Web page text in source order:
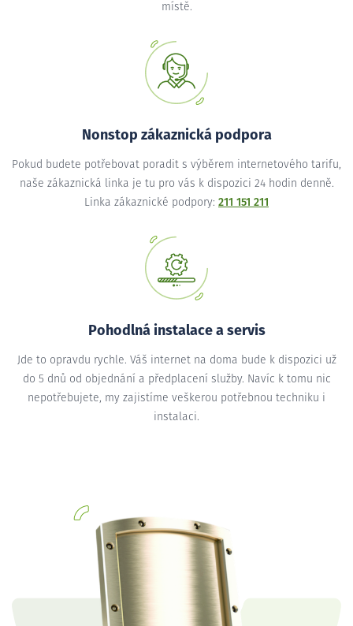
místě.
Nonstop zákaznická podpora
Pokud budete potřebovat poradit s výběrem internetového tarifu,
naše zákaznická linka je tu pro vás k dispozici 24 hodin denně.
Linka zákaznické podpory: 211 151 211
Pohodlná instalace a servis
Jde to opravdu rychle. Váš internet na doma bude k dispozici už
do 5 dnů od objednání a předplacení služby. Navíc k tomu nic
nepotřebujete, my zajistíme veškerou potřebnou techniku i
instalaci.